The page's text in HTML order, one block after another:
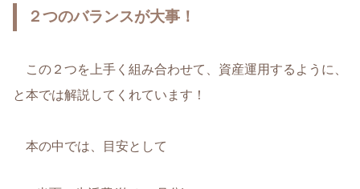
２つのバランスが大事！
この２つを上手く組み合わせて、資産運用するように、
と本では解説してくれています！
本の中では、目安として